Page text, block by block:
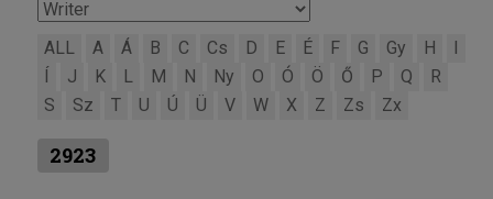
ALL A Á B C Cs D E É F G Gy H
J K L M N Ny O Ó Ö Ő P Q
R
S
Sz T U Ú Ü V W X Z Zs Zx
2923